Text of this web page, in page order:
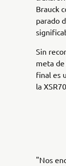
Brauck
parado
Sin
meta
final es
la
"Nos